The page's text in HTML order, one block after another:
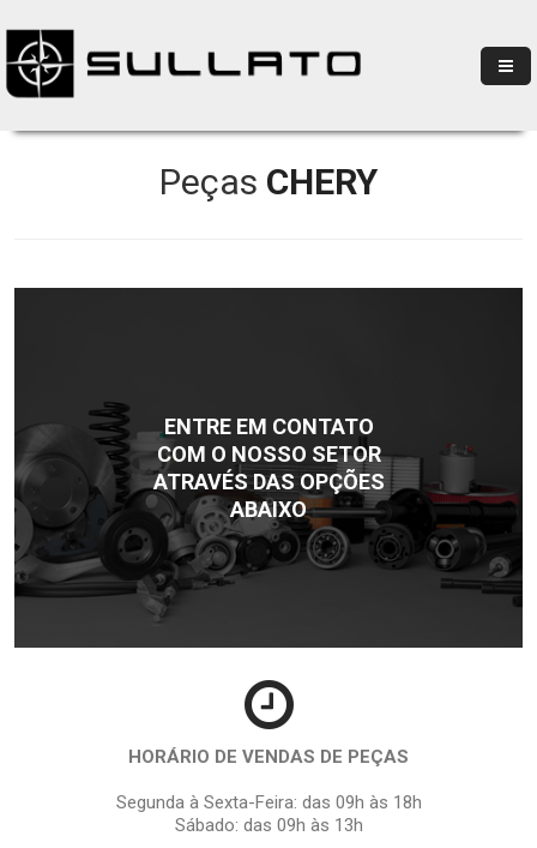
Peças CHERY
ENTRE EM CONTATO
COM O NOSSO SETOR
ATRAVÉS DAS OPÇÕES
ABAIXO
HORÁRIO DE VENDAS DE PEÇAS
Segunda à Sexta-Feira: das 09h às 18h
Sábado: das 09h às 13h